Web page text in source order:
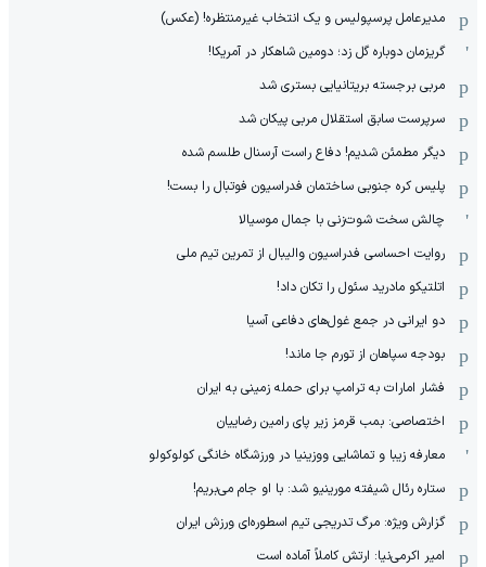
مدیرعامل پرسپولیس و یک انتخاب غیرمنتظره! (عکس)
گریزمان دوباره گل زد؛ دومین شاهکار در آمریکا!
مربی برجسته بریتانیایی بستری شد
سرپرست سابق استقلال مربی پیکان شد
دیگر مطمئن شدیم! دفاع راست آرسنال طلسم شده
پلیس کره ‌جنوبی ساختمان فدراسیون فوتبال را بست!
چالش سخت شوت‌زنی با جمال موسیالا
روایت احساسی فدراسیون والیبال از تمرین تیم ملی
اتلتیکو مادرید سئول را تکان داد!
دو ایرانی در جمع غول‌های دفاعی آسیا
بودجه سپاهان از تورم جا ماند!
فشار امارات به ترامپ برای حمله زمینی به ایران
اختصاصی: بمب قرمز زیر پای رامین رضاییان
معارفه زیبا و تماشایی ووزینیا در ورزشگاه خانگی کولوکولو
ستاره رئال شیفته مورینیو شد: با او جام می‌بریم!
گزارش ویژه: مرگ تدریجی تیم اسطوره‌ای ورزش ایران
امیر اکرمی‌نیا: ارتش کاملاً آماده است